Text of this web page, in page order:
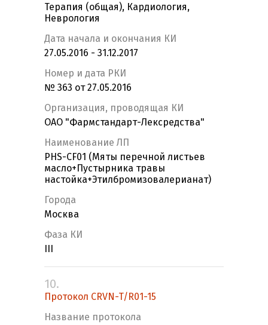
Терапия (общая), Кардиология,
Неврология
Дата начала и окончания КИ
27.05.2016 - 31.12.2017
Номер и дата РКИ
№ 363 от 27.05.2016
Организация, проводящая КИ
ОАО "Фармстандарт-Лексредства"
Наименование ЛП
PHS-CF01 (Мяты перечной листьев
масло+Пустырника травы
настойка+Этилбромизовалерианат)
Города
Москва
Фаза КИ
10.
Протокол CRVN-T/R01-15
Название протокола